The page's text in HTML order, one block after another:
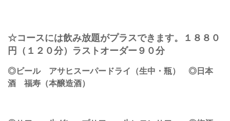
☆コースには飲み放題がプラスできます。１８８０
円（１２０分）ラストオーダー９０分
◎ビール アサヒスーパードライ（生中・瓶） ◎日本
酒 福寿（本醸造酒）